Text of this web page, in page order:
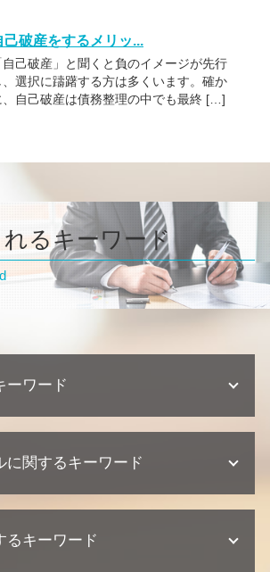
己破産をするメリッ...
自己破産」と聞くと負のイメージが先行
、選択に躊躇する方は多くいます。確か
、自己破産は債務整理の中でも最終 […]
るキーワード
ーワード
留分
に関するキーワード
少額訴訟
るキーワード